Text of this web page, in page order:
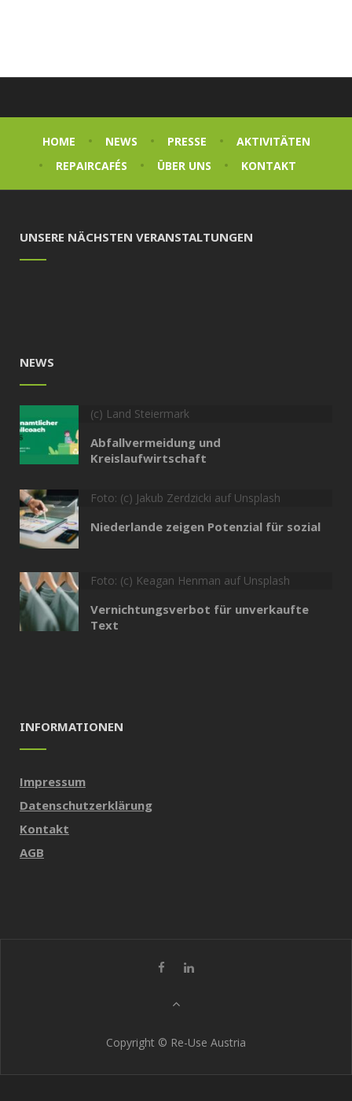
HOME NEWS PRESSE
AKTIVITÄTEN
REPAIRCAFÉS
ÜBER UNS KONTAKT
UNSERE NÄCHSTEN VERANSTALTUNGEN
NEWS
(c) Land Steiermark
Abfallvermeidung und
Kreislaufwirtschaft
Foto: (c) Jakub Zerdzicki auf Unsplash
Niederlande zeigen Potenzial für sozial
Foto: (c) Keagan Henman auf Unsplash
Vernichtungsverbot für unverkaufte
Text
INFORMATIONEN
Impressum
Datenschutzerklärung
Kontakt
AGB
Copyright © Re-Use Austria